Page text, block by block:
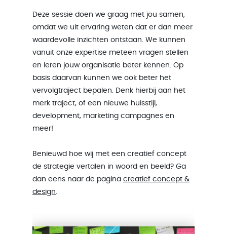
Deze sessie doen we graag met jou samen,
omdat we uit ervaring weten dat er dan meer
waardevolle inzichten ontstaan. We kunnen
vanuit onze expertise meteen vragen stellen
en leren jouw organisatie beter kennen. Op
basis daarvan kunnen we ook beter het
vervolgtraject bepalen. Denk hierbij aan het
merk traject, of een nieuwe huisstijl,
development, marketing campagnes en
meer!
Benieuwd hoe wij met een creatief concept
de strategie vertalen in woord en beeld? Ga
dan eens naar de pagina creatief concept &
design.